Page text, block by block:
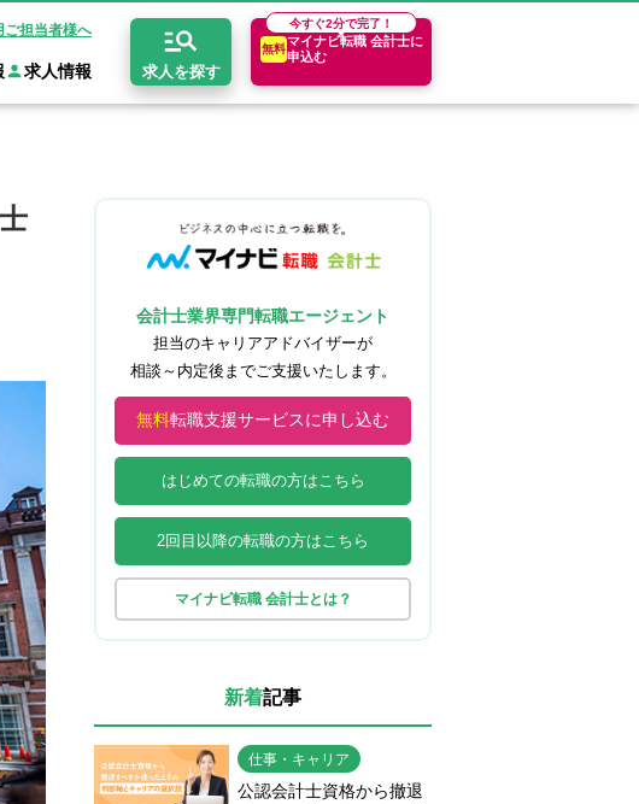
ご担当者様へ
求人を探す
今すぐ2分で完了！
無料
マイナビ転職 会計士に
申込む
動お役立ちコンテンツ
年収診断
コンサルティングファーム
事業会社
求人情報
関東・首都圏
東海
会計士業界専門転職エージェント
担当のキャリアアドバイザーが
相談～内定後までご支援いたします。
無料転職支援サービスに申し込む
はじめての転職の方はこちら
2回目以降の転職の方はこちら
マイナビ転職 会計士とは？
新着記事
仕事・キャリア
公認会計士資格から撤退